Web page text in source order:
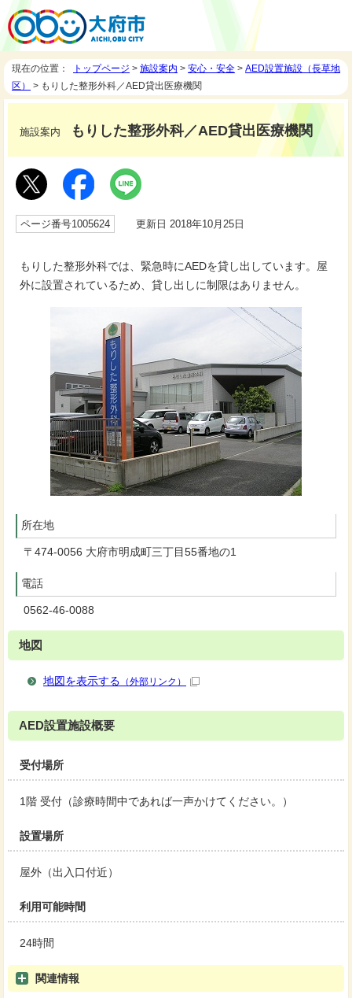
現在の位置： トップページ > 施設案内 > 安心・安全 > AED設置施設（長草地
区）
> もりした整形外科／AED貸出医療機関
施設案内 もりした整形外科／AED貸出医療機関
ページ番号1005624 更新日 2018年10月25日
もりした整形外科では、緊急時にAEDを貸し出しています。屋
外に設置されているため、貸し出しに制限はありません。
所在地
〒474-0056 大府市明成町三丁目55番地の1
電話
0562-46-0088
地図
地図を表示する （外部リンク）
AED設置施設概要
受付場所
1階 受付（診療時間中であれば一声かけてください。）
設置場所
屋外（出入口付近）
利用可能時間
24時間
関連情報